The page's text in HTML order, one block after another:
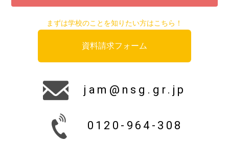
まずは学校のことを知りたい方はこちら！
資料請求フォーム
jam@nsg.gr.jp
0120-964-308